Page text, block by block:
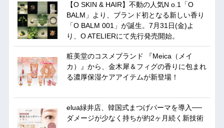
【O SKIN & HAIR】不動の人気N o.1「O
BALM」より、ブランド初となる新しい香り
「O BALM 001」が誕生。7月31日(金)よ
り、O ATELIERにて先行発売開始。
粧美堂のコスメブランド 『Meica（メイ
カ）』から、金木犀＆フィグの香りに包まれ
る濃厚保湿ケアアイテムが新登場！
elua緑井店、韓国式まつげパーマを導入──
ダメージが少なく持ちが約2ヶ月続く新技術